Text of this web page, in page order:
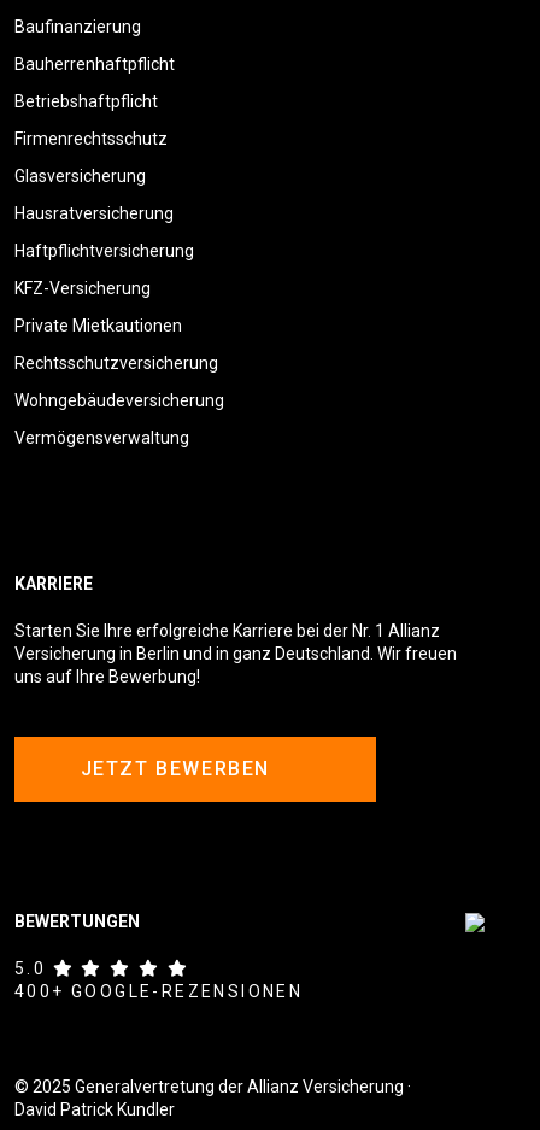
Baufinanzierung
Bauherrenhaftpflicht
Betriebshaftpflicht
Firmenrechtsschutz
Glasversicherung
Hausratversicherung
Haftpflichtversicherung
KFZ-Versicherung
Private Mietkautionen
Rechtsschutzversicherung
Wohngebäudeversicherung
Vermögensverwaltung
KARRIERE
Starten Sie Ihre erfolgreiche Karriere bei der Nr. 1 Allianz
Versicherung in Berlin und in ganz Deutschland. Wir freuen
uns auf Ihre Bewerbung!
JETZT BEWERBEN
BEWERTUNGEN
5.0
400+ GOOGLE-REZENSIONEN
© 2025 Generalvertretung der Allianz Versicherung ·
David Patrick Kundler